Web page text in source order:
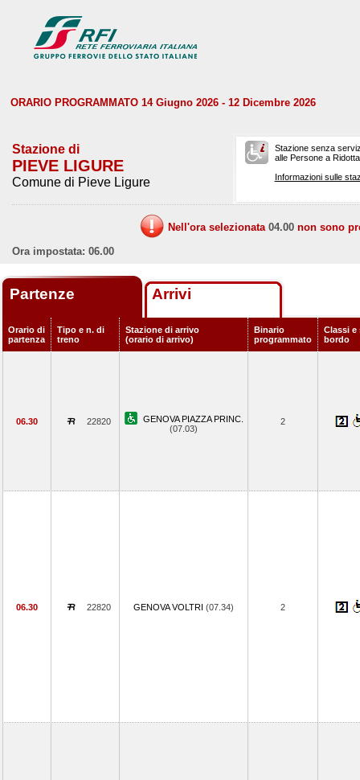
ORARIO PROGRAMMATO 14 Giugno 2026 - 12 Dicembre 2026
Stazione di
PIEVE LIGURE
Comune di Pieve Ligure
Stazione senza
alle Persone a
Informazioni sulle
Nell'ora selezionata 04.00 non sono
Ora impostata: 06.00
Partenze Arrivi
Orario di
partenza
Tipo e n. di
treno
Stazione di arrivo
(orario di arrivo)
Binario
programmato
Classi e
bordo
06.30 22820
GENOVA PIAZZA PRINC.
(07.03)
2
06.30 22820 GENOVA VOLTRI (07.34) 2